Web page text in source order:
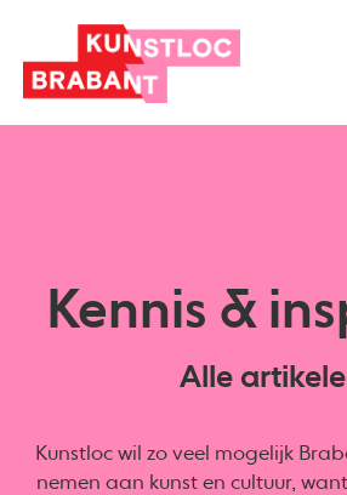
Kennis &
Alle
Kunstloc wil zo veel mogelijk
nemen aan kunst en cultuur,